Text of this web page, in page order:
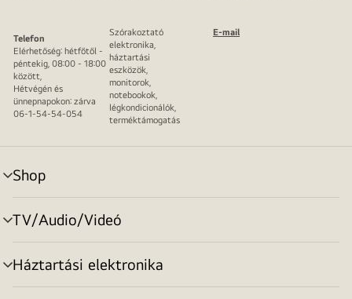
Telefon
Elérhetőség: hétfőtől -
péntekig, 08:00 - 18:00
között,
Hétvégén és
ünnepnapokon: zárva
06-1-54-54-054
Szórakoztató
elektronika,
háztartási
eszközök,
monitorok,
notebookok,
légkondicionálók,
terméktámogatás
E-mail
Shop
menu
toggle
TV/Audio/Videó
menu
toggle
Háztartási elektronika
menu
toggle